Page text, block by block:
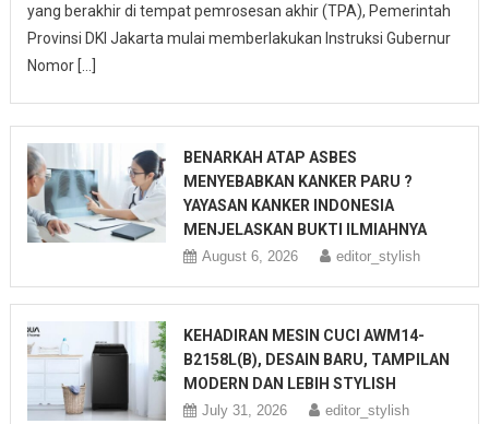
yang berakhir di tempat pemrosesan akhir (TPA), Pemerintah
Provinsi DKI Jakarta mulai memberlakukan Instruksi Gubernur
Nomor […]
BENARKAH ATAP ASBES
MENYEBABKAN KANKER PARU ?
YAYASAN KANKER INDONESIA
MENJELASKAN BUKTI ILMIAHNYA
August 6, 2026 editor_stylish
KEHADIRAN MESIN CUCI AWM14-
B2158L(B), DESAIN BARU, TAMPILAN
MODERN DAN LEBIH STYLISH
July 31, 2026 editor_stylish